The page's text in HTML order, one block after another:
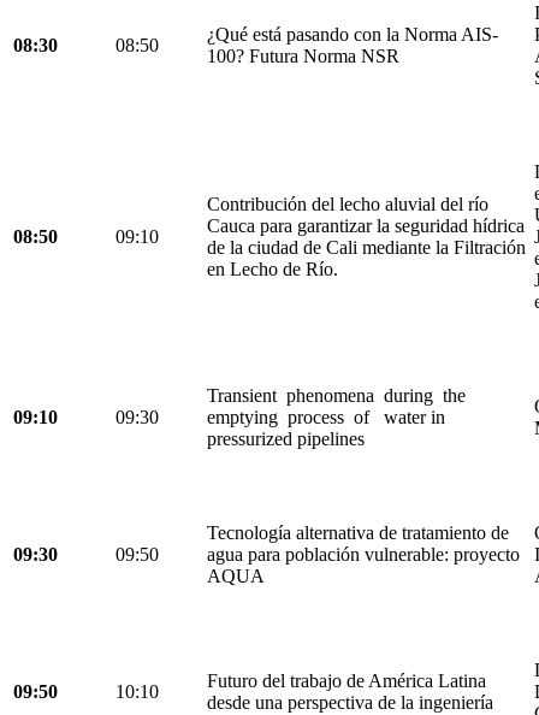
08:30 08:50
¿Qué está pasando con la Norma AIS-
100? Futura Norma NSR
08:50 09:10
Contribución del lecho aluvial del río
Cauca para garantizar la seguridad hídrica
de la ciudad de Cali mediante la Filtración
en Lecho de Río.
09:10 09:30
Transient phenomena during the
emptying process of water in
pressurized pipelines
09:30 09:50
Tecnología alternativa de tratamiento de
agua para población vulnerable: proyecto
AQUA
09:50 10:10
Futuro del trabajo de América Latina
desde una perspectiva de la ingeniería